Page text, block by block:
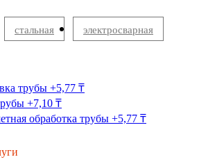
стальная электросварная
трубы +5,77 ₸
+7,10 ₸
обработка трубы +5,77 ₸